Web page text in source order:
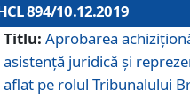
894/10.12.2019
Titlu: Aprobarea
asistenţă juridică şi
aflat pe rolul Tribunalului